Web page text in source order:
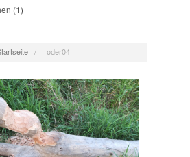
(1)
/ _oder04